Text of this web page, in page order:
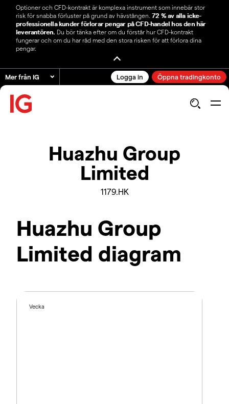
Optioner och CFD-kontrakt är komplexa instrument som innebär stor
risk för snabba förluster på grund av hävstången. 72 % av alla icke-
professionella kunder förlorar pengar på CFD-handel hos den här
leverantören. Du bör tänka efter om du förstår hur CFD-kontrakt
fungerar och om du har råd med den stora risken för att förlora dina
pengar.
Mer från IG Logga in Öppna tradingkonto
Huazhu Group
Limited
1179.HK
Huazhu Group
Limited diagram
Vecka